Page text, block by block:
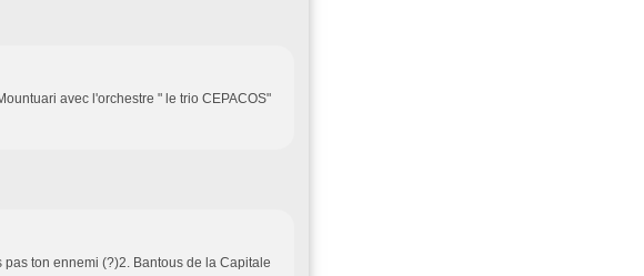
avec l'orchestre " le trio CEPACOS"
ton ennemi (?)2. Bantous de la Capitale